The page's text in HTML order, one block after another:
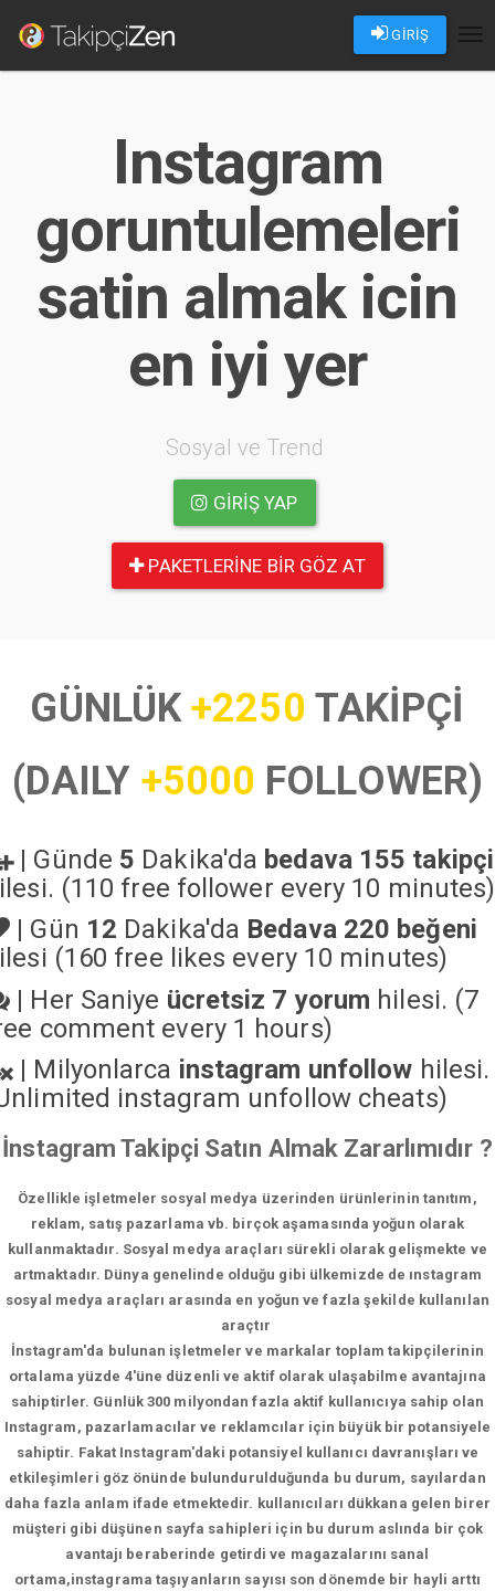
GİRİŞ
Instagram
goruntulemeleri
satin almak icin
en iyi yer
Sosyal ve Trend
GIRIŞ YAP
PAKETLERINE BIR GÖZ AT
GÜNLÜK+2250 TAKİPÇİ
(DAILY +5000 FOLLOWER)
| Günde 5 Dakika'da bedava 155 takipçi
(110 free follower every 10 minutes)
| Gün 12 Dakika'da Bedava 220 beğeni
(160 free likes every 10 minutes)
| Her Saniye ücretsiz 7 yorum hilesi. (7
comment every 1 hours)
| Milyonlarca instagram unfollow hilesi.
instagram unfollow cheats)
İnstagram Takipçi Satın Almak Zararlımıdır ?
Özellikle işletmeler sosyal medya üzerinden ürünlerinin tanıtım,
reklam, satış pazarlama vb. birçok aşamasında yoğun olarak
kullanmaktadır. Sosyal medya araçları sürekli olarak gelişmekte ve
artmaktadır. Dünya genelinde olduğu gibi ülkemizde de ınstagram
sosyal medya araçları arasında en yoğun ve fazla şekilde kullanılan
araçtır
İnstagram'da bulunan işletmeler ve markalar toplam takipçilerinin
ortalama yüzde 4'üne düzenli ve aktif olarak ulaşabilme avantajına
sahiptirler. Günlük 300 milyondan fazla aktif kullanıcıya sahip olan
Instagram, pazarlamacılar ve reklamcılar için büyük bir potansiyele
sahiptir. Fakat Instagram'daki potansiyel kullanıcı davranışları ve
etkileşimleri göz önünde bulundurulduğunda bu durum, sayılardan
daha fazla anlam ifade etmektedir. kullanıcıları dükkana gelen birer
müşteri gibi düşünen sayfa sahipleri için bu durum aslında bir çok
avantajı beraberinde getirdi ve magazalarını sanal
ortama,instagrama taşıyanların sayısı son dönemde bir hayli arttı